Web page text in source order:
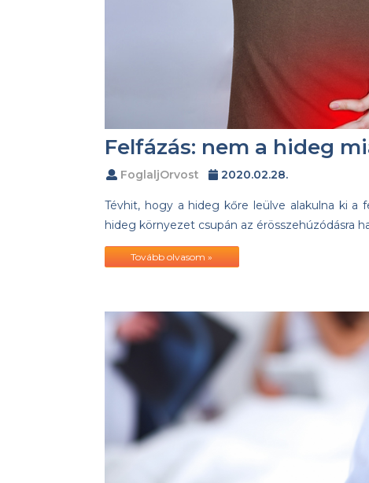
Felfázás: nem a hideg
FoglaljOrvost 2020.02.28.
Tévhit, hogy a hideg kőre leülve alakulna ki a
hideg környezet csupán az érösszehúzódásra
Tovább olvasom »